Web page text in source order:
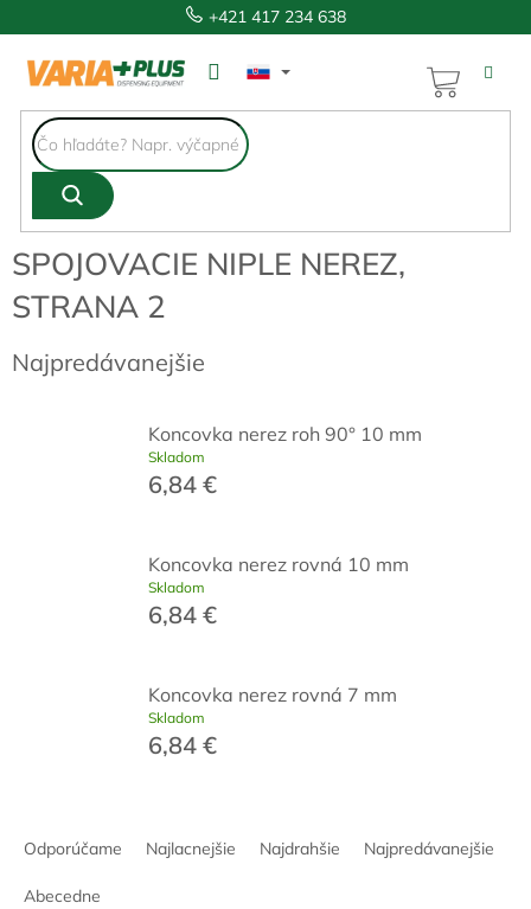
na
obsah
+421 417 234 638
KOŠÍK
SPOJOVACIE NIPLE NEREZ,
STRANA 2
Najpredávanejšie
Koncovka nerez roh 90° 10 mm
Skladom
6,84 €
Koncovka nerez rovná 10 mm
Skladom
6,84 €
Koncovka nerez rovná 7 mm
Skladom
6,84 €
Odporúčame Najlacnejšie Najdrahšie Najpredávanejšie
Abecedne